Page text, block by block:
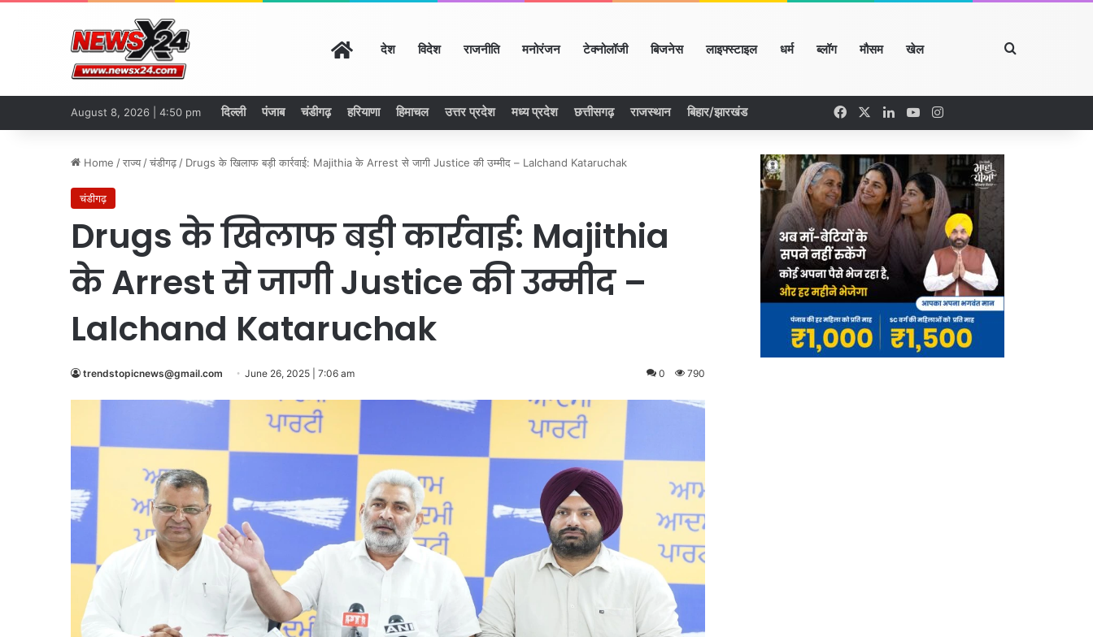
Homeदेश विदेश राजनीति मनोरंजन टेक्नोलॉजी बिजनेस लाइफ्स्टाइल धर्म ब्लॉग मौसम खेल Search for
August 8, 2026 | 4:50 pm दिल्ली पंजाब चंडीगढ़ हरियाणा हिमाचल उत्तर प्रदेश मध्य प्रदेश छत्तीसगढ़ राजस्थान बिहार/झारखंड FacebookLinkedIn
YouTubeInstagram
Home /राज्य /चंडीगढ़ / Drugs के खिलाफ बड़ी कार्रवाई: Majithia के Arrest से जागी Justice की उम्मीद – Lalchand Kataruchak
चंडीगढ़
Drugs के खिलाफ बड़ी कार्रवाई: Majithia
के Arrest से जागी Justice की उम्मीद –
Lalchand Kataruchak
trendstopicnews@gmail.com June 26, 2025 | 7:06 am 0 790